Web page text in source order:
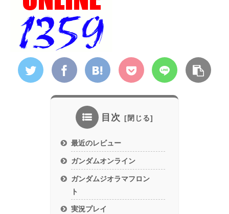
目次
最近のレビュー
ガンダムオンライン
ガンダムジオラマフロン
ト
実況プレイ